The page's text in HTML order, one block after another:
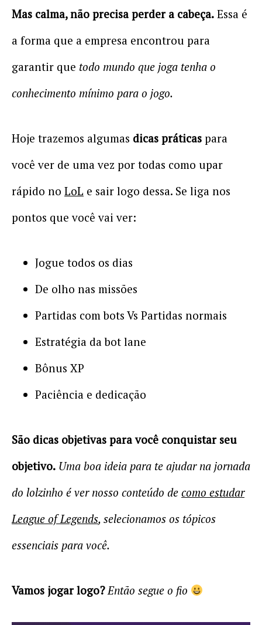
Mas calma, não precisa perder a cabeça. Essa é
a forma que a empresa encontrou para
garantir que todo mundo que joga tenha o
conhecimento mínimo para o jogo.
Hoje trazemos algumas dicas práticas para
você ver de uma vez por todas como upar
rápido no LoL e sair logo dessa. Se liga nos
pontos que você vai ver:
Jogue todos os dias
De olho nas missões
Partidas com bots Vs Partidas normais
Estratégia da bot lane
Bônus XP
Paciência e dedicação
São dicas objetivas para você conquistar seu
objetivo. Uma boa ideia para te ajudar na jornada
do lolzinho é ver nosso conteúdo de como estudar
League of Legends, selecionamos os tópicos
essenciais para você.
Vamos jogar logo? Então segue o fio